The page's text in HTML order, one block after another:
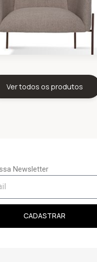
Ver todos os produtos
Newsletter
CADASTRAR